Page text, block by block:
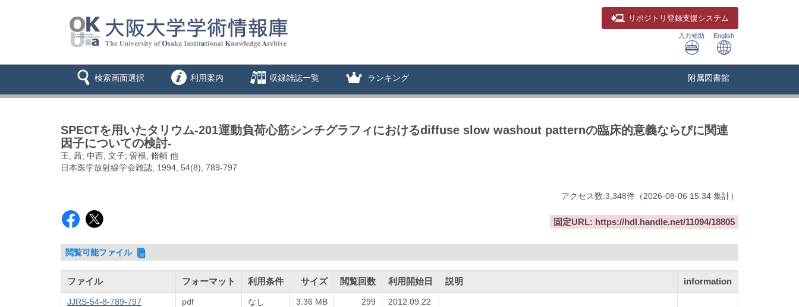
リポジトリ 登録支援システム
入力補助 English
検索画面選択 利用案内 収録雑誌一覧 ランキング 附属図書館
SPECTを用いたタリウム-201運動負荷心筋シンチグラフィにおけるdiffuse slow washout patternの臨床的意義ならびに関連
因子についての検討-
王, 茜; 中西, 文子; 曽根, 脩輔 他
日本医学放射線学会雑誌, 1994, 54(8), 789-797
アクセス数:3,348件 （2026-08-06 15:34 集計）
固定URL: https://hdl.handle.net/11094/18805
閲覧可能ファイル
ファイル フォーマット 利用条件 サイズ 閲覧回数 利用開始日 説明 information
JJRS-54-8-789-797 pdf なし 3.36 MB 299 2012.09.22